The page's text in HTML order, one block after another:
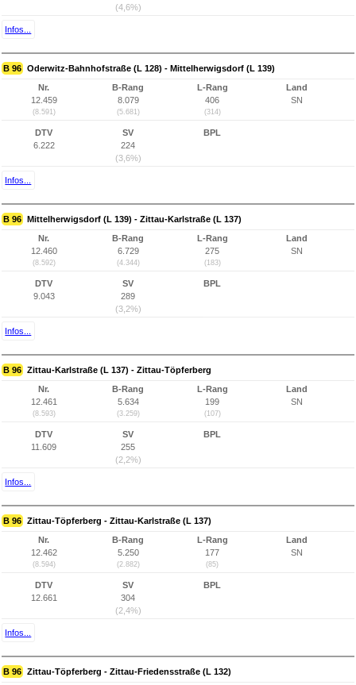
(4,6%)
Infos...
B 96 Oderwitz-Bahnhofstraße (L 128) - Mittelherwigsdorf (L 139)
Nr.
12.459
(8.591)
B-Rang
8.079
(5.681)
L-Rang
406
(314)
Land
SN
DTV
6.222
SV
224
(3,6%)
BPL
Infos...
B 96 Mittelherwigsdorf (L 139) - Zittau-Karlstraße (L 137)
Nr.
12.460
(8.592)
B-Rang
6.729
(4.344)
L-Rang
275
(183)
Land
SN
DTV
9.043
SV
289
(3,2%)
BPL
Infos...
B 96 Zittau-Karlstraße (L 137) - Zittau-Töpferberg
Nr.
12.461
(8.593)
B-Rang
5.634
(3.259)
L-Rang
199
(107)
Land
SN
DTV
11.609
SV
255
(2,2%)
BPL
Infos...
B 96 Zittau-Töpferberg - Zittau-Karlstraße (L 137)
Nr.
12.462
(8.594)
B-Rang
5.250
(2.882)
L-Rang
177
(85)
Land
SN
DTV
12.661
SV
304
(2,4%)
BPL
Infos...
B 96 Zittau-Töpferberg - Zittau-Friedensstraße (L 132)